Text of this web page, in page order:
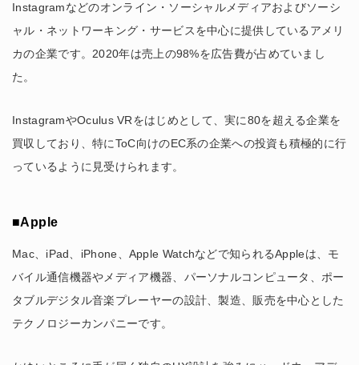
Instagramなどのオンライン・ソーシャルメディアおよびソーシ
ャル・ネットワーキング・サービスを中心に提供しているアメリ
カの企業です。2020年は売上の98%を広告費が占めていまし
た。
InstagramやOculus VRをはじめとして、実に80を超える企業を
買収しており、特にToC向けのEC系の企業への投資も積極的に行
っているように見受けられます。
■Apple
Mac、iPad、iPhone、Apple Watchなどで知られるAppleは、モ
バイル通信機器やメディア機器、パーソナルコンピュータ、ポー
タブルデジタル音楽プレーヤーの設計、製造、販売を中心とした
テクノロジーカンパニーです。